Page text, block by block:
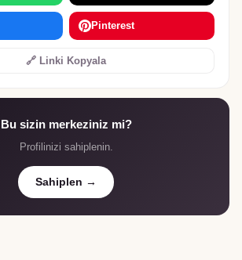
Pinterest
🔗 Linki Kopyala
Bu sizin merkeziniz mi?
Profilinizi sahiplenin.
Sahiplen →